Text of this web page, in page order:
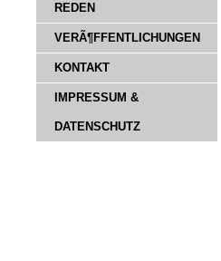
REDEN
VERÃ¶FFENTLICHUNGEN
KONTAKT
IMPRESSUM &
DATENSCHUTZ